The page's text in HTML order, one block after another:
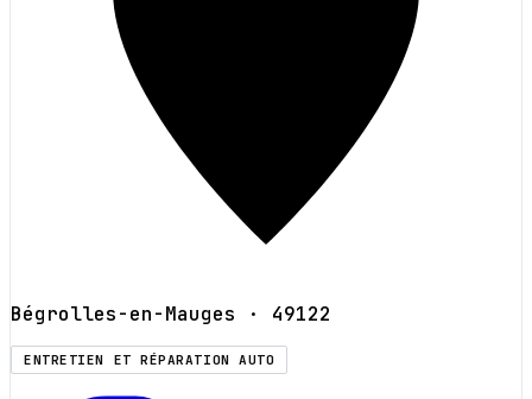
Bégrolles-en-Mauges · 49122
ENTRETIEN ET RÉPARATION AUTO